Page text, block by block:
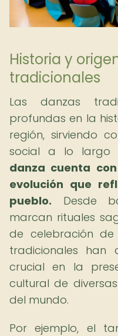
Historia y
tradicionales
Las danzas
profundas en la
región, sirviendo
social a lo largo
danza cuenta
evolución que
pueblo. Desde
marcan rituales
de celebración
tradicionales han
crucial en la
cultural de
del mundo.
Por ejemplo, el